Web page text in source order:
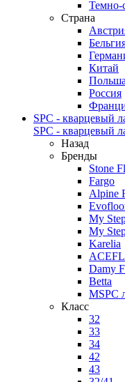
Темно-
Страна
Китай
Польша
Россия
SPC - кварцевый
SPC - кварцевый
Назад
Бренды
Stone
Fargo
Alpine
My
My
Karelia
Damy
Betta
MSPC
Класс
32
33
34
42
43